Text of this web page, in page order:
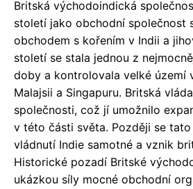
Britská východoindická
století jako obchodní společnost
obchodem s kořením v Indii a
století se stala jednou z
doby a kontrolovala velké území
Malajsii a Singapuru. Britská
společnosti, což jí umožnilo
v této části světa. Později se
vládnutí Indie samotné a vznik
Historické pozadí Britské
ukázkou síly mocné obchodní